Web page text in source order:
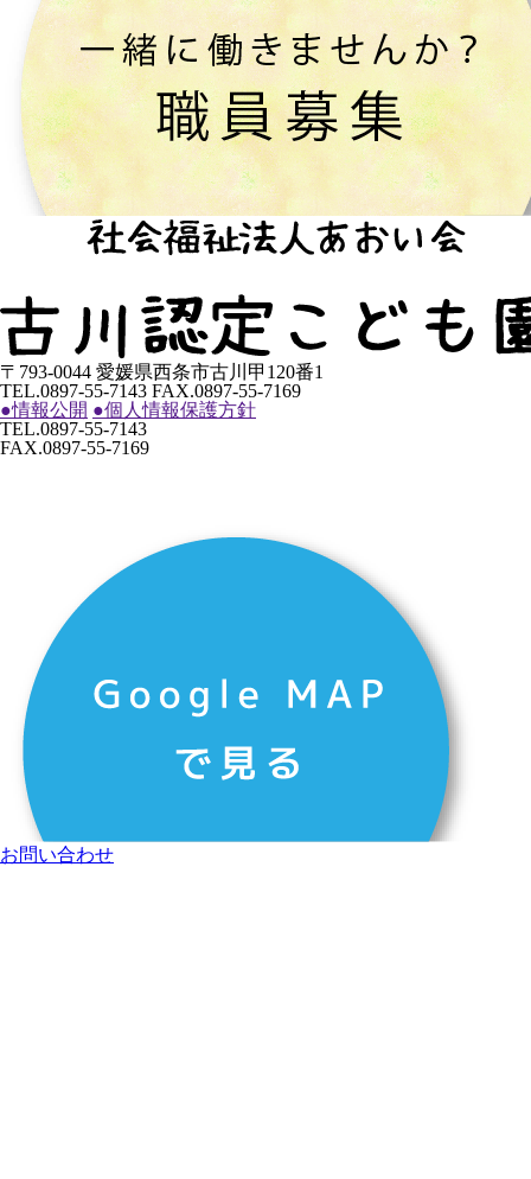
〒793-0044 愛媛県西条市古川甲120番1
TEL.0897-55-7143 FAX.0897-55-7169
●情報公開 ●個人情報保護方針
TEL.0897-55-7143
FAX.0897-55-7169
お問い合わせ